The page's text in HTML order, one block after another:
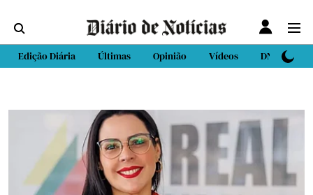
Edição Diária Últimas Opinião Vídeos DN Sport